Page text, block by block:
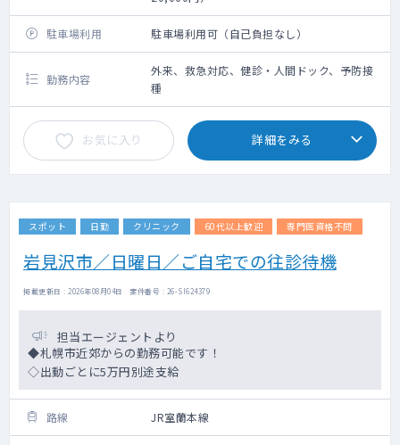
駐車場利用 駐車場利用可（自己負担なし）
勤務内容
外来、救急対応、健診・人間ドック、予防接
種
お気に入り 詳細をみる
スポット 日勤 クリニック 60代以上歓迎 専門医資格不問
岩見沢市／日曜日／ご自宅での往診待機
掲載更新日 : 2026年08月04日 案件番号 : 26-SI624379
担当エージェントより
◆札幌市近郊からの勤務可能です！
◇出動ごとに5万円別途支給
路線 JR室蘭本線